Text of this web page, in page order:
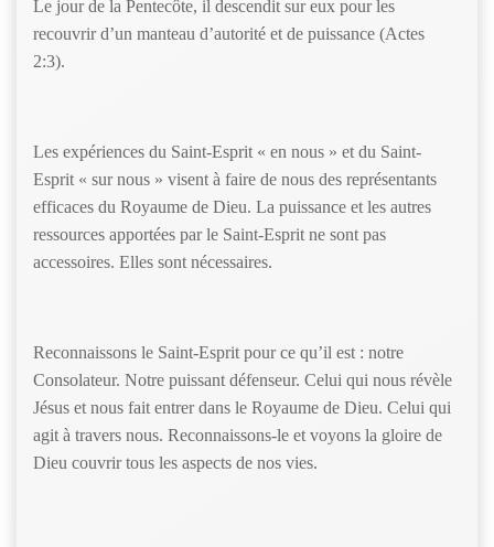
Le jour de la Pentecôte, il descendit sur eux pour les
recouvrir d’un manteau d’autorité et de puissance (Actes
2:3).
Les expériences du Saint-Esprit « en nous » et du Saint-
Esprit « sur nous » visent à faire de nous des représentants
efficaces du Royaume de Dieu. La puissance et les autres
ressources apportées par le Saint-Esprit ne sont pas
accessoires. Elles sont nécessaires.
Reconnaissons le Saint-Esprit pour ce qu’il est : notre
Consolateur. Notre puissant défenseur. Celui qui nous révèle
Jésus et nous fait entrer dans le Royaume de Dieu. Celui qui
agit à travers nous. Reconnaissons-le et voyons la gloire de
Dieu couvrir tous les aspects de nos vies.